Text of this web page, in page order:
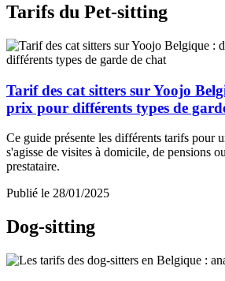
Tarifs du Pet-sitting
Tarif des cat sitters sur Yoojo
prix pour différents types de
Ce guide présente les différents tarifs pour
s'agisse de visites à domicile, de pensions
prestataire.
Publié le 28/01/2025
Dog-sitting